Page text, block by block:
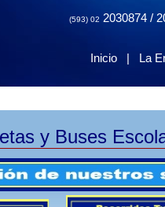
(593) 02 2030874
Inicio | La
y Buses